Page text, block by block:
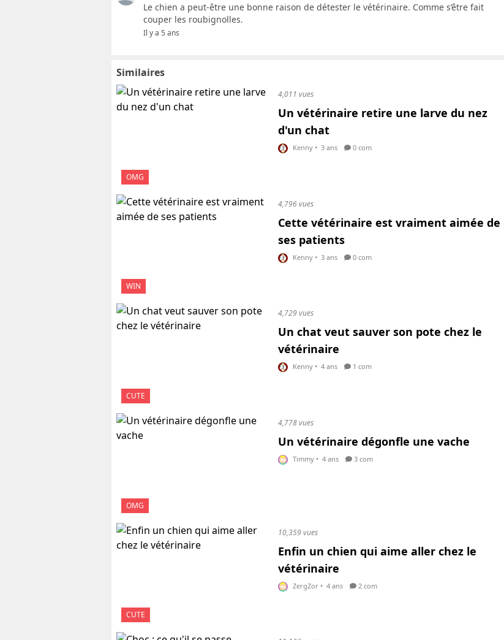
Le chien a peut-être une bonne raison de détester le vétérinaire. Comme s’être fait
couper les roubignolles.
Il y a 5 ans
Similaires
OMG
4,011 vues
Un vétérinaire retire une larve du nez
d'un chat
Kenny • 3 ans 0 com
WIN
4,796 vues
Cette vétérinaire est vraiment aimée de
ses patients
Kenny • 3 ans 0 com
CUTE
4,729 vues
Un chat veut sauver son pote chez le
vétérinaire
Kenny • 4 ans 1 com
OMG
4,778 vues
Un vétérinaire dégonfle une vache
Timmy • 4 ans 3 com
CUTE
10,359 vues
Enfin un chien qui aime aller chez le
vétérinaire
ZergZor • 4 ans 2 com